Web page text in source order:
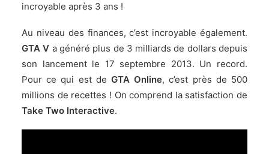
incroyable après 3 ans !
Au niveau des finances, c’est incroyable également.
GTA V a généré plus de 3 milliards de dollars depuis
son lancement le 17 septembre 2013. Un record.
Pour ce qui est de GTA Online, c’est près de 500
millions de recettes ! On comprend la satisfaction de
Take Two Interactive.